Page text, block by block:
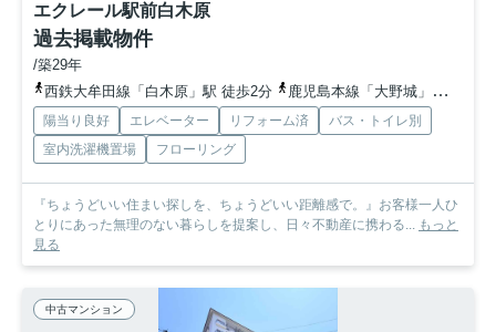
エクレール駅前白木原
過去掲載物件
/築29年
西鉄大牟田線「白木原」駅 徒歩2分
鹿児島本線「大野城」駅 徒歩6分
陽当り良好 エレベーター リフォーム済
バス・トイレ別
室内洗濯機置場
フローリング
『ちょうどいい住まい探しを、ちょうどいい距離感で。』お客様一人ひ
とりにあった無理のない暮らしを提案し、日々不動産に携わる... もっと
見る
中古マンション